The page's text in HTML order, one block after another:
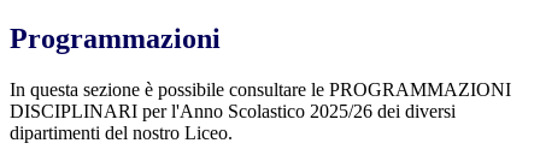
Programmazioni
In questa sezione è possibile consultare le PROGRAMMAZIONI
DISCIPLINARI per l'Anno Scolastico 2025/26 dei diversi
dipartimenti del nostro Liceo.